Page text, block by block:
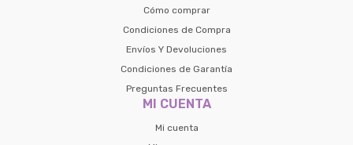
Cómo comprar
Condiciones de Compra
Envíos Y Devoluciones
Condiciones de Garantía
Preguntas Frecuentes
MI CUENTA
Mi cuenta